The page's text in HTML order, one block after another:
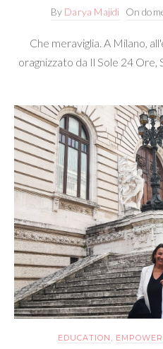
By Darya Majidi On
Che meraviglia. A Milano,
oragnizzato da Il Sole 24 Ore,
EDUCATION ,